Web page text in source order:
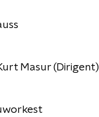
Masur (Dirigent)